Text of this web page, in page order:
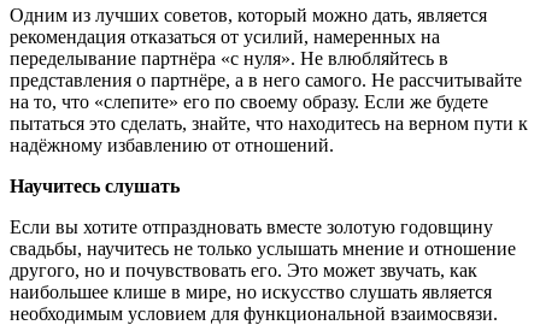
Одним из лучших советов, который можно дать, является
рекомендация отказаться от усилий, намеренных на
переделывание партнёра «с нуля». Не влюбляйтесь в
представления о партнёре, а в него самого. Не рассчитывайте
на то, что «слепите» его по своему образу. Если же будете
пытаться это сделать, знайте, что находитесь на верном пути к
надёжному избавлению от отношений.
Научитесь слушать
Если вы хотите отпраздновать вместе золотую годовщину
свадьбы, научитесь не только услышать мнение и отношение
другого, но и почувствовать его. Это может звучать, как
наибольшее клише в мире, но искусство слушать является
необходимым условием для функциональной взаимосвязи.